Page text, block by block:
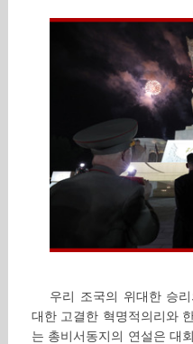
우리 조국의 위대한 승
대한 고결한 혁명적의리와
는 총비서동지의 연설은 대